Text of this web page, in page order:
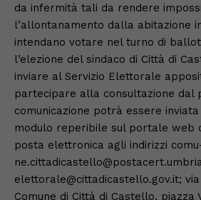
da infermità tali da rendere
l’allontanamento dalla abitazione
intendano votare nel turno di
l’elezione del sindaco di Città di
inviare al Servizio Elettorale
partecipare alla consultazione dal
comunicazione potrà essere
modulo reperibile sul portale web
posta elettronica agli indirizzi
elettorale@cittadicastello.gov.it;
Comune di Città di Castello, piazza